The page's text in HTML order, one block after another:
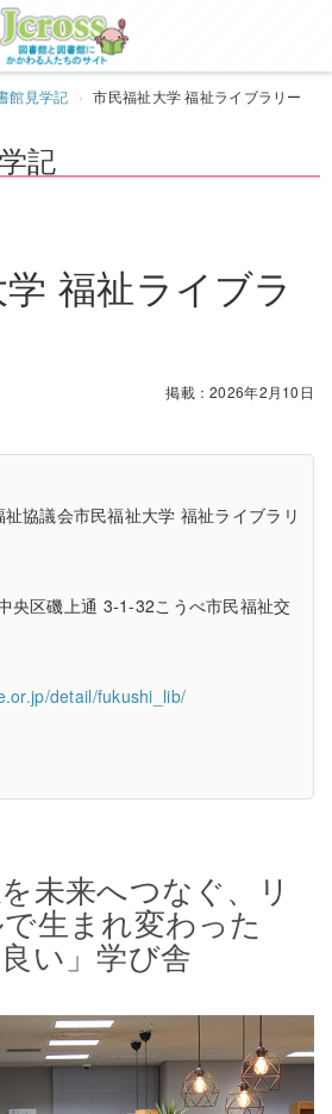
館見学記 市民福祉大学 福祉ライブラリー
記
福祉ライブラ
掲載：2026年2月10日
祉協議会市民福祉大学 福祉ライブラリ
区磯上通 3-1-32こうべ市民福祉交
detail/fukushi_lib/
未来へつなぐ、リ
生まれ変わった
い」学び舎